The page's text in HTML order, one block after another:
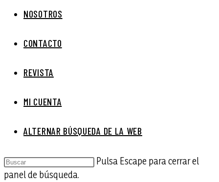
NOSOTROS
CONTACTO
REVISTA
MI CUENTA
ALTERNAR BÚSQUEDA DE LA WEB
Pulsa Escape para cerrar el
panel de búsqueda.